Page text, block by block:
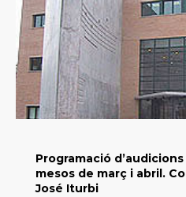
Programació
mesos de març i abril.
José Iturbi